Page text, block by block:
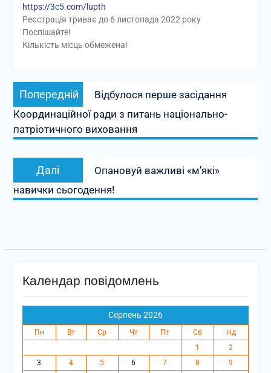
https://3c5.com/lupth
Реєстрація триває до 6 листопада 2022 року
Поспішайте!
Кількість місць обмежена!
Навігація
записів
Попередній
Попередній
запис:
Відбулося перше засідання
Координаційної ради з питань національно-
патріотичного виховання
Далі
запис:
Опановуй важливі «м’які»
навички сьогодення!
Календар повідомлень
Серпень 2026
Пн Вт Ср Чт Пт Сб
Нд
1
2
3
4 5 6 7 8
9